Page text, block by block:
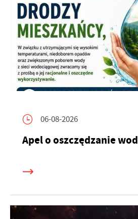
06-08-2026
Apel o oszczędzanie